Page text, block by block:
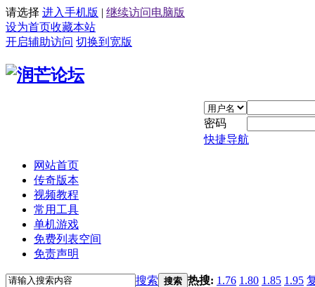
请选择 进入手机版 | 继续访问电脑版
设为首页收藏本站
开启辅助访问 切换到宽版
密码
快捷导航
网站首页
传奇版本
视频教程
常用工具
单机游戏
免费列表空间
免责声明
搜索 搜索 热搜: 1.76 1.80 1.85 1.95